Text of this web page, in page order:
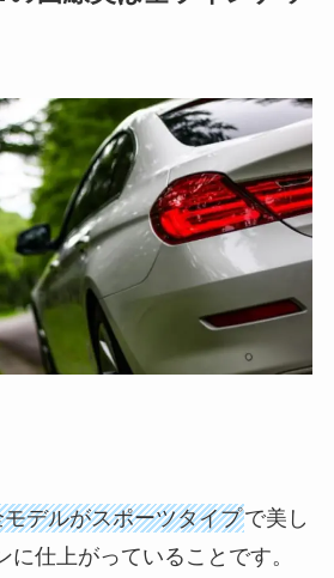
モデルがスポーツタイプで美し
に仕上がっていることです。